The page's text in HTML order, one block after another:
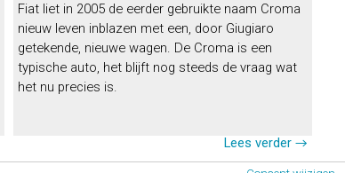
Fiat liet in 2005 de eerder gebruikte naam Croma
nieuw leven inblazen met een, door Giugiaro
getekende, nieuwe wagen. De Croma is een
typische auto, het blijft nog steeds de vraag wat
het nu precies is.
Lees verder →